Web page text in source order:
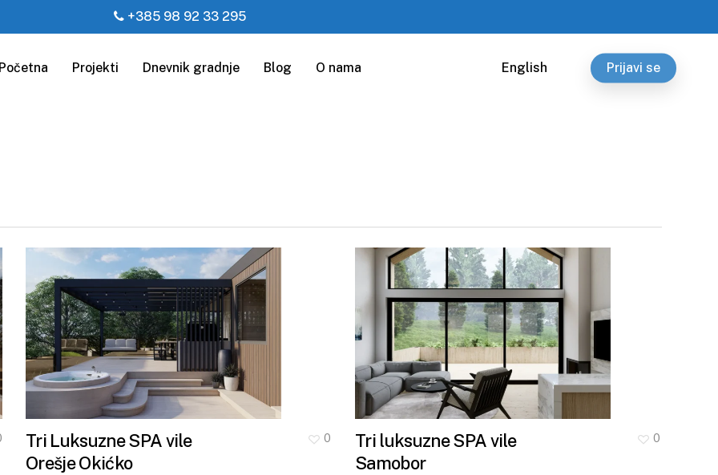
+385 98 92 33 295
Početna Projekti Dnevnik gradnje Blog O nama English Prijavi se
Tri Luksuzne SPA vile
Orešje Okićko
0
Tri luksuzne SPA vile
Samobor
0